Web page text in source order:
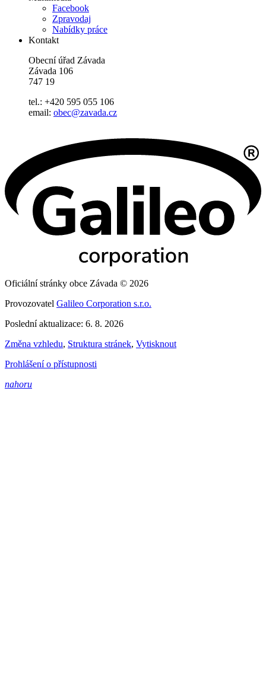
Facebook
Zpravodaj
Nabídky práce
Kontakt
Obecní úřad Závada
Závada 106
747 19
tel.: +420 595 055 106
email: obec@zavada.cz
Oficiální stránky obce Závada © 2026
Provozovatel Galileo Corporation s.r.o.
Poslední aktualizace: 6. 8. 2026
Změna vzhledu, Struktura stránek, Vytisknout
Prohlášení o přístupnosti
nahoru